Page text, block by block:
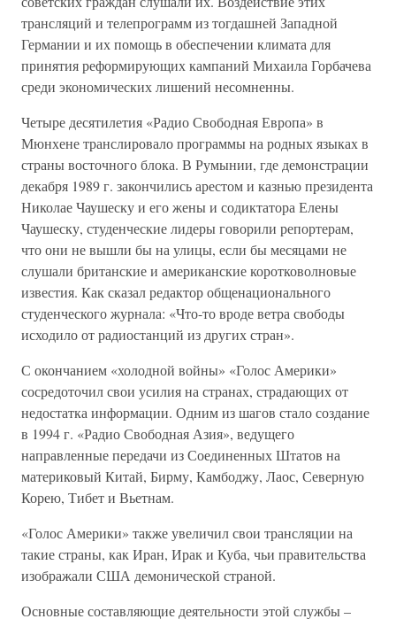
трансляций и телепрограмм из тогдашней Западной
Германии и их помощь в обеспечении климата для
принятия реформирующих кампаний Михаила Горбачева
среди экономических лишений несомненны.
Четыре десятилетия «Радио Свободная Европа» в
Мюнхене транслировало программы на родных языках в
страны восточного блока. В Румынии, где демонстрации
декабря 1989 г. закончились арестом и казнью президента
Николае Чаушеску и его жены и содиктатора Елены
Чаушеску, студенческие лидеры говорили репортерам,
что они не вышли бы на улицы, если бы месяцами не
слушали британские и американские коротковолновые
известия. Как сказал редактор общенационального
студенческого журнала: «Что-то вроде ветра свободы
исходило от радиостанций из других стран».
С окончанием «холодной войны» «Голос Америки»
сосредоточил свои усилия на странах, страдающих от
недостатка информации. Одним из шагов стало создание
в 1994 г. «Радио Свободная Азия», ведущего
направленные передачи из Соединенных Штатов на
материковый Китай, Бирму, Камбоджу, Лаос, Северную
Корею, Тибет и Вьетнам.
«Голос Америки» также увеличил свои трансляции на
такие страны, как Иран, Ирак и Куба, чьи правительства
изображали США демонической страной.
Основные составляющие деятельности этой службы –